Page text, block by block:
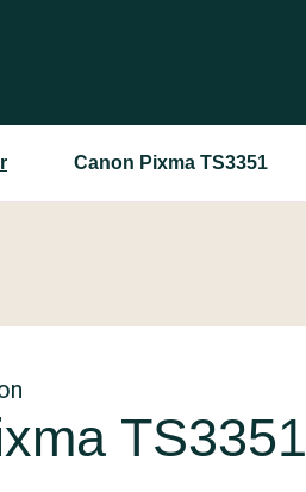
Canon Pixma TS3351
TS3351